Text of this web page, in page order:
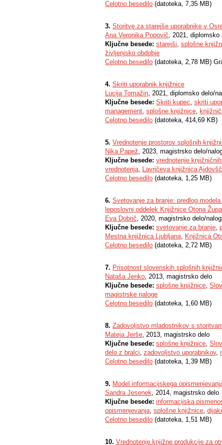
Celotno besedilo (datoteka, 7,35 MB)
3. Storitve za starejše uporabnike v
Ana Veronika Popovič, 2021, diplomsko
Ključne besede: starejši, splošne
življenjsko obdobje
Celotno besedilo (datoteka, 2,78 MB)
4. Skriti uporabnik knjižnice
Lucija Tomažin, 2021, diplomsko delo/
Ključne besede: Skriti kupec, skriti
management, splošne knjižnice,
Celotno besedilo (datoteka, 414,69 KB)
5. Vrednotenje prostorov splošnih
Nika Papež, 2023, magistrsko delo/
Ključne besede: vrednotenje
vrednotenja, Lavričeva knjižnica
Celotno besedilo (datoteka, 1,25 MB)
6. Svetovanje za branje: predlog
leposlovni oddelek Knjižnice Otona
Eva Dobrič, 2020, magistrsko delo/
Ključne besede: svetovanje za branje,
Mestna knjižnica Ljubljana, Knjižnica
Celotno besedilo (datoteka, 2,72 MB)
7. Prisotnost slovenskih splošnih
Nataša Jenko, 2013, magistrsko delo
Ključne besede: splošne knjižnice,
magistrske naloge
Celotno besedilo (datoteka, 1,60 MB)
8. Zadovoljstvo mladostnikov s
Mateja Jerše, 2013, magistrsko delo
Ključne besede: splošne knjižnice,
delo z bralci, zadovoljstvo uporabnikov,
Celotno besedilo (datoteka, 1,39 MB)
9. Model informacijskega
Sandra Jesenek, 2014, magistrsko delo
Ključne besede: informacijska
opismenjevanja, splošne knjižnice, dijaki
Celotno besedilo (datoteka, 1,51 MB)
10. Vrednotenje knjižne produkcije za